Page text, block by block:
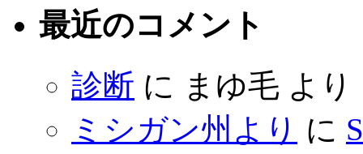
最近のコメント
診断 に まゆ毛 より
ミシガン州より に